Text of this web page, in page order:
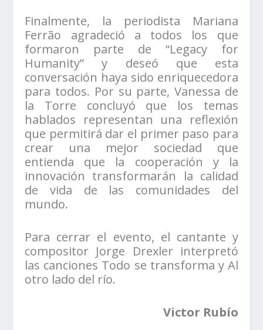
Finalmente, la periodista Mariana
Ferrão agradeció a todos los que
formaron parte de “Legacy for
Humanity” y deseó que esta
conversación haya sido enriquecedora
para todos. Por su parte, Vanessa de
la Torre concluyó que los temas
hablados representan una reflexión
que permitirá dar el primer paso para
crear una mejor sociedad que
entienda que la cooperación y la
innovación transformarán la calidad
de vida de las comunidades del
mundo.
Para cerrar el evento, el cantante y
compositor Jorge Drexler interpretó
las canciones Todo se transforma y Al
otro lado del río.
Victor Rubío